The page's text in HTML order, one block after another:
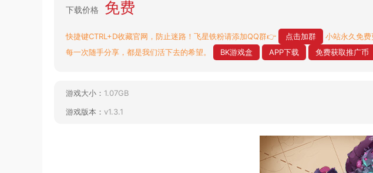
下载价格 免费
快捷键CTRL+D收藏官网，防止迷路！飞星铁粉请添加QQ群👉 点击加群
小站永久免
每一次随手分享，都是我们活下去的希望。
BK游戏盒 APP下载 免费获取推广币
游戏大小： 1.07GB
游戏版本： v1.3.1